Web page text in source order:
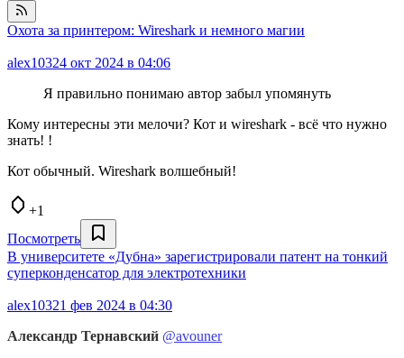
Oхота за принтером: Wireshark и немного магии
alex10324 окт 2024 в 04:06
Я правильно понимаю автор забыл упомянуть
Кому интересны эти мелочи? Кот и wireshark - всё что нужно
знать! !
Кот обычный. Wireshark волшебный!
+1
Посмотреть
В университете «Дубна» зарегистрировали патент на тонкий
суперконденсатор для электротехники
alex10321 фев 2024 в 04:30
Александр Тернавский @avouner